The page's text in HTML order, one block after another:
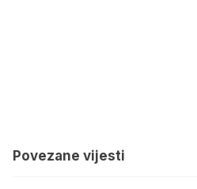
Povezane vijesti